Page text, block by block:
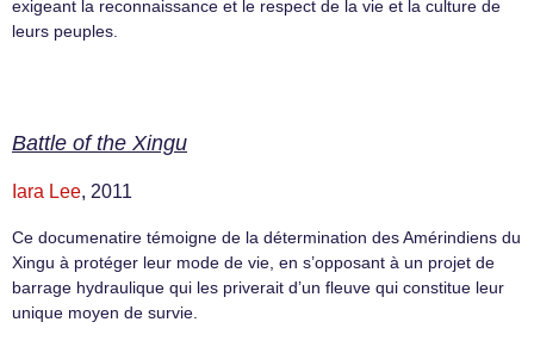
exigeant la reconnaissance et le respect de la vie et la culture de
leurs peuples.
Battle of the Xingu
Iara Lee, 2011
Ce documenatire témoigne de la détermination des Amérindiens du
Xingu à protéger leur mode de vie, en s’opposant à un projet de
barrage hydraulique qui les priverait d’un fleuve qui constitue leur
unique moyen de survie.